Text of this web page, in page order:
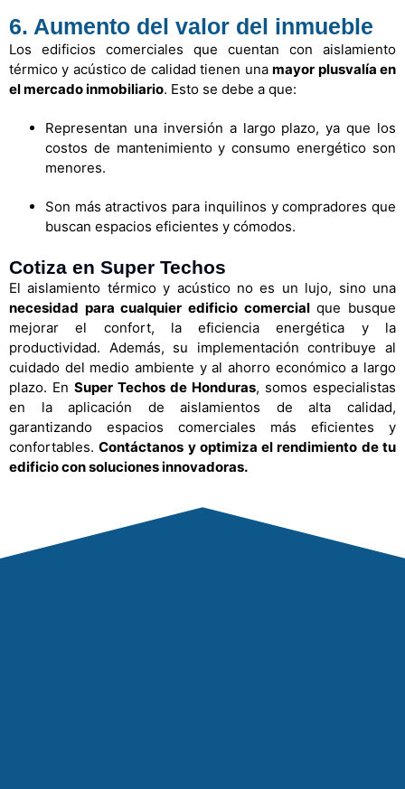
6. Aumento del valor del inmueble
Los edificios comerciales que cuentan con aislamiento
térmico y acústico de calidad tienen unamayor plusvalía en
el mercado inmobiliario. Esto se debe a que:
Representan una inversión a largo plazo, ya que los
costos de mantenimiento y consumo energético son
menores.
Son más atractivos para inquilinos y compradores que
buscan espacios eficientes y cómodos.
Cotiza en Super Techos
El aislamiento térmico y acústico no es un lujo, sino una
necesidad para cualquier edificio comercialque busque
mejorar el confort, la eficiencia energética y la
productividad. Además, su implementación contribuye al
cuidado del medio ambiente y al ahorro económico a largo
plazo. En Super Techos de Honduras, somos especialistas
en la aplicación de aislamientos de alta calidad,
garantizando espacios comerciales más eficientes y
confortables.Contáctanos y optimiza el rendimiento de tu
edificio con soluciones innovadoras.